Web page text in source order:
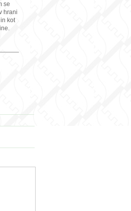
se
hrani
kot